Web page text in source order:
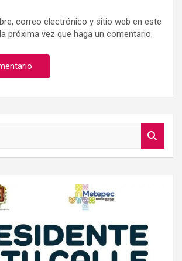
correo electrónico y sitio web en este
próxima vez que haga un comentario.